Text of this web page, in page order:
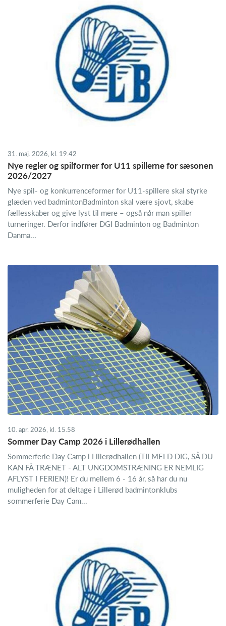
31. maj. 2026, kl. 19.42
Nye regler og spilformer for U11 spillerne for sæsonen
2026/2027
Nye spil- og konkurrenceformer for U11-spillere skal styrke
glæden ved badmintonBadminton skal være sjovt, skabe
fællesskaber og give lyst til mere – også når man spiller
turneringer. Derfor indfører DGI Badminton og Badminton
Danma...
10. apr. 2026, kl. 15.58
Sommer Day Camp 2026 i Lillerødhallen
Sommerferie Day Camp i Lillerødhallen (TILMELD DIG, SÅ DU
KAN FÅ TRÆNET - ALT UNGDOMSTRÆNING ER NEMLIG
AFLYST I FERIEN)! Er du mellem 6 - 16 år, så har du nu
muligheden for at deltage i Lillerød badmintonklubs
sommerferie Day Cam...